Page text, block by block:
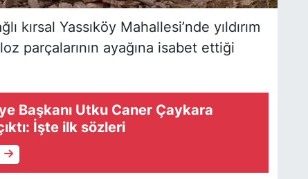
kırsal Yassıköy Mahallesi’nde yıldırım
parçalarının ayağına isabet ettiği
Başkanı Utku Caner Çaykara
İşte ilk sözleri